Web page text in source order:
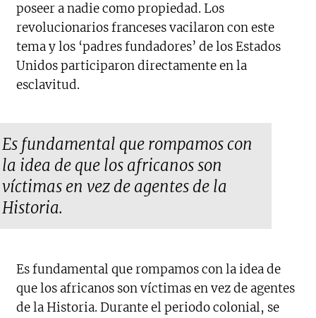
poseer a nadie como propiedad. Los
revolucionarios franceses vacilaron con este
tema y los ‘padres fundadores’ de los Estados
Unidos participaron directamente en la
esclavitud.
Es fundamental que rompamos con
la idea de que los africanos son
víctimas en vez de agentes de la
Historia.
Es fundamental que rompamos con la idea de
que los africanos son víctimas en vez de agentes
de la Historia. Durante el periodo colonial, se